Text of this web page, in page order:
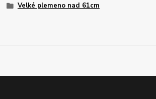
Velké plemeno nad 61cm